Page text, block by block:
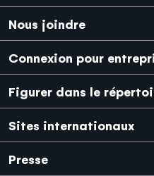
Pied de
Nous joindre
Connexion pour
Figurer dans le
Sites internationaux
Japanese
Presse